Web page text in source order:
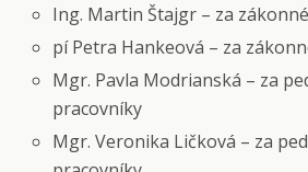
Ing. Martin Štajgr – za
pí Petra Hankeová – za
Mgr. Pavla Modrianská – za
pracovníky
Mgr. Veronika Ličková – za